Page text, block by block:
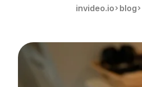
invideo.io blog